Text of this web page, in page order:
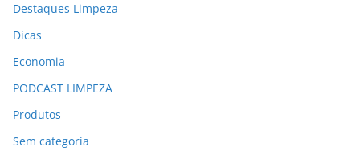
Destaques Limpeza
Dicas
Economia
PODCAST LIMPEZA
Produtos
Sem categoria